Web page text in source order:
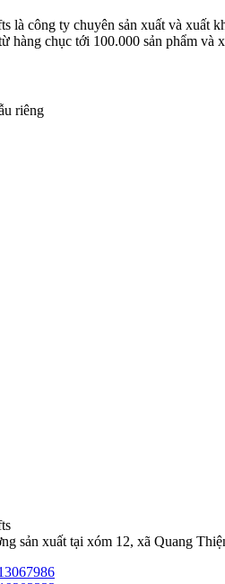
là công ty chuyên sản xuất và xuất
hàng chục tới 100.000 sản phẩm và
riêng
sản xuất tại xóm 12, xã Quang